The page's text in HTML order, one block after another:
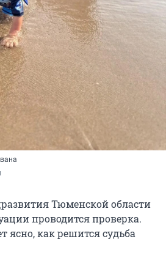
Тюменской области
проводится проверка.
ясно, как решится судьба